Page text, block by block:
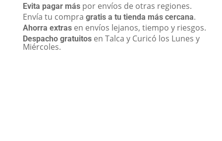
Evita pagar más por envíos de otras regiones.
Envía tu compragratis a tu tienda más cercana.
Ahorra extras en envíos lejanos, tiempo y riesgos.
Despacho gratuitos en Talca y Curicó los Lunes y
Miércoles.